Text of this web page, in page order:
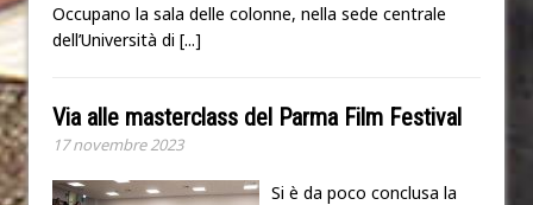
Occupano la sala delle colonne, nella sede centrale
dell’Università di [...]
Via alle masterclass del Parma Film Festival
17 novembre 2023
Si è da poco conclusa la